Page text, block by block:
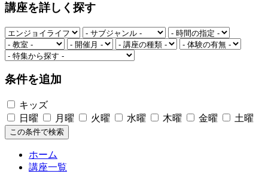
講座を詳しく探す
条件を追加
キッズ
日曜
月曜 火曜 水曜 木曜 金曜 土曜
この条件で検索
ホーム
講座一覧